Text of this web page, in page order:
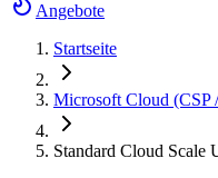
Angebote
Startseite
Microsoft Cloud (CSP
Standard Cloud Scale